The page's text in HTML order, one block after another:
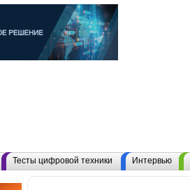
Тесты цифровой техники Интервью